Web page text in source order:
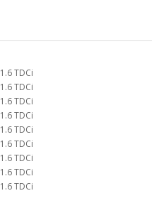
1.6 TDCi
1.6 TDCi
1.6 TDCi
1.6 TDCi
1.6 TDCi
1.6 TDCi
1.6 TDCi
1.6 TDCi
1.6 TDCi